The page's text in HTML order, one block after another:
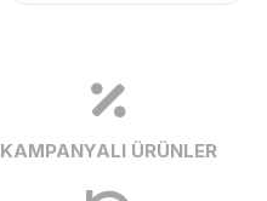
KAMPANYALI ÜRÜNLER